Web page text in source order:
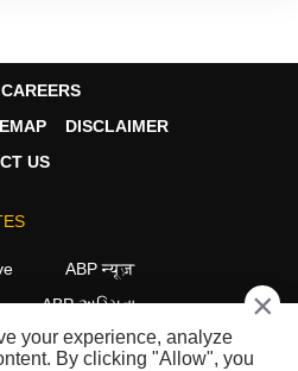
CAREERS
DISCLAIMER
US
ABP न्यूज़
ABP અસ્મિતા
ABP நாடு ABP దేశం
×
your experience, analyze
By clicking "Allow", you